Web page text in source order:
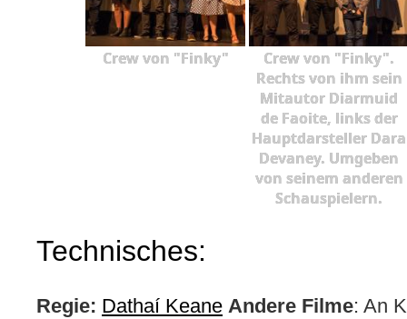
Crew von "Finky"
Crew von "Finky".
Rechts von ihm sein
Mitautor Diarmuid
de Faoite, links der
Hauptdarsteller Dara
Devaney. Umgeben
von seinem anderen
Schauspielern.
Technisches:
Regie: Dathaí Keane Andere Filme: An